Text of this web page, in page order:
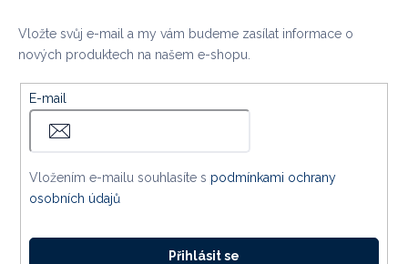
Vložte svůj e-mail a my vám budeme zasílat informace o
nových produktech na našem e-shopu.
E-mail
Vložením e-mailu souhlasíte s podmínkami ochrany
osobních údajů
Přihlásit se